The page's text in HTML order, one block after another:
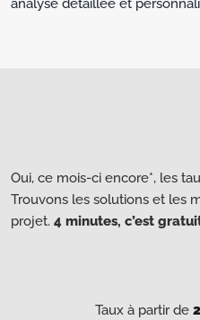
analyse détaillée et
Oui, ce mois-ci encore*, les
Trouvons les solutions et les
projet. 4 minutes, c’est
Taux à partir de